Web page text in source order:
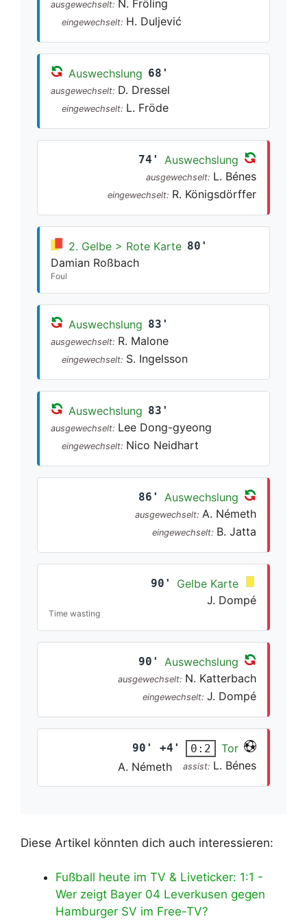
ausgewechselt: N. Fröling
eingewechselt: H. Duljević
Auswechslung 68'
ausgewechselt: D. Dressel
eingewechselt: L. Fröde
74' Auswechslung
ausgewechselt: L. Bénes
eingewechselt: R. Königsdörffer
2. Gelbe > Rote Karte 80'
Damian Roßbach
Foul
Auswechslung 83'
ausgewechselt: R. Malone
eingewechselt: S. Ingelsson
Auswechslung 83'
ausgewechselt: Lee Dong-gyeong
eingewechselt: Nico Neidhart
86' Auswechslung
ausgewechselt: A. Németh
eingewechselt: B. Jatta
90'
Gelbe Karte
J. Dompé
Time wasting
90' Auswechslung
ausgewechselt: N. Katterbach
eingewechselt: J. Dompé
90' +4' 0:2
Tor
A. Németh
assist: L. Bénes
Diese Artikel könnten dich auch interessieren:
Fußball heute im TV & Liveticker: 1:1 -
Wer zeigt Bayer 04 Leverkusen gegen
Hamburger SV im Free-TV?